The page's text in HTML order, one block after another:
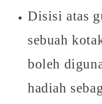
Disisi atas
sebuah
boleh
hadiah